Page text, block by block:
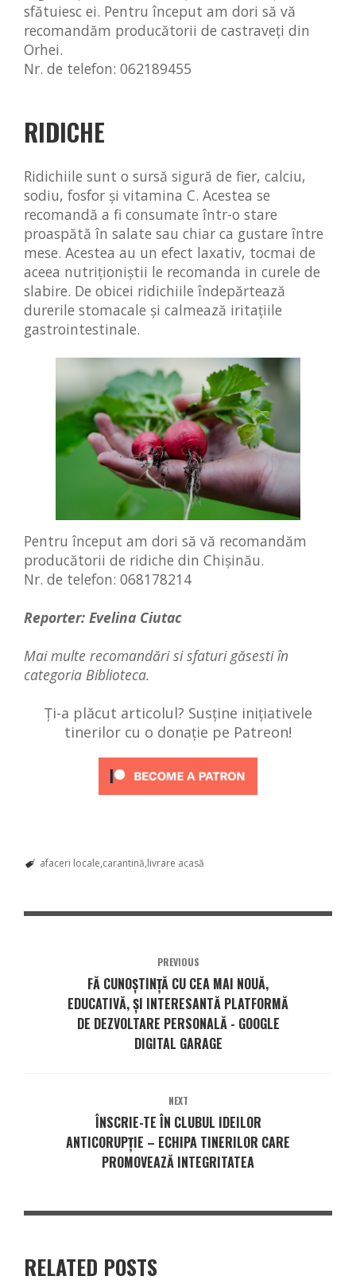
sfătuiesc ei. Pentru început am dori să vă
recomandăm producătorii de castraveți din
Orhei.
Nr. de telefon: 062189455
RIDICHE
Ridichiile sunt o sursă sigură de fier, calciu,
sodiu, fosfor și vitamina C. Acestea se
recomandă a fi consumate într-o stare
proaspătă în salate sau chiar ca gustare între
mese. Acestea au un efect laxativ, tocmai de
aceea nutriționiștii le recomanda in curele de
slabire. De obicei ridichiile îndepărtează
durerile stomacale și calmează iritațiile
gastrointestinale.
Pentru început am dori să vă recomandăm
producătorii de ridiche din Chișinău.
Nr. de telefon: 068178214
Reporter: Evelina Ciutac
Mai multe recomandări si sfaturi găsesti în
categoria Biblioteca.
Ți-a plăcut articolul? Susține inițiativele
tinerilor cu o donație pe Patreon!
afaceri locale carantină livrare acasă
PREVIOUS
FĂ CUNOȘTINȚĂ CU CEA MAI NOUĂ,
EDUCATIVĂ, ȘI INTERESANTĂ PLATFORMĂ
DE DEZVOLTARE PERSONALĂ - GOOGLE
DIGITAL GARAGE
NEXT
ÎNSCRIE-TE ÎN CLUBUL IDEILOR
ANTICORUPȚIE – ECHIPA TINERILOR CARE
PROMOVEAZĂ INTEGRITATEA
RELATED POSTS